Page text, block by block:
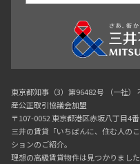
東京都知事（3）第96482号 （一社
産公正取引協議会加盟
〒107-0052 東京都港区赤坂八丁目4
三井の賃貸「いちばんに、住む人の
ションのご紹介。
理想の高級賃貸物件は見つかりまし